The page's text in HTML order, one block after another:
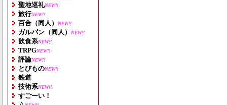
聖地巡礼NEW!!
旅行NEW!!
百合（同人） NEW!!
ガルパン（同人） NEW!!
飲食系NEW!!
TRPGNEW!!
評論NEW!!
とびものNEW!!
鉄道
技術系NEW!!
すごーい！